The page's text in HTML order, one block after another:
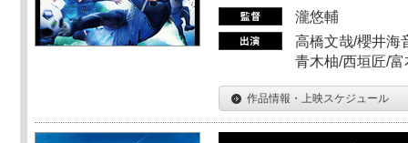
瀧悠輔
高橋文哉/櫻井海
青木柚/西垣匠/
作品情報・上映スケジュール